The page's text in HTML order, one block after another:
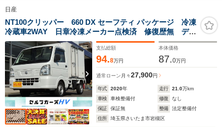
日産
NT100クリッパー 660 DX セーフティ パッケージ 冷凍
冷蔵車2WAY 日章冷凍メーカー点検済 修復歴無 デュ
アルカメラブレーキサポート ナビ 地デジ Bカメラ
サイドドア エアバック 黒ナンバー登録OK 事業用登
録OK 自社リース取扱有
支払総額
94.8万円
本体価格
87.0万円
通常ローン 月々27,900円
年式 2020年 走行 21.0万km
車検
車検整備付 修復
なし
保証
保証無 整備
法定整備付
住所
埼玉県さいたま市岩槻区